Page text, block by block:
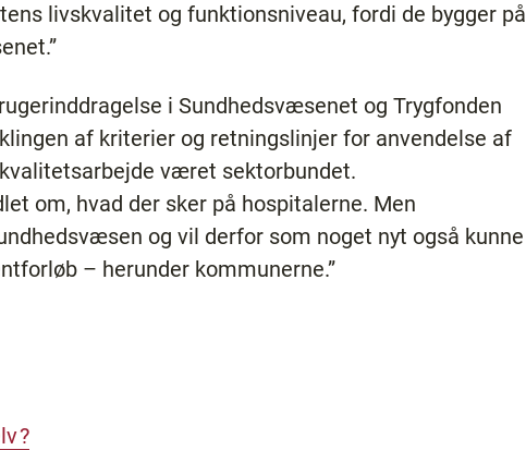
livskvalitet og funktionsniveau, fordi de bygger på
i Sundhedsvæsenet og Trygfonden
af kriterier og retningslinjer for anvendelse af
været sektorbundet.
om, hvad der sker på hospitalerne. Men
og vil derfor som noget nyt også kunne
– herunder kommunerne.”
?